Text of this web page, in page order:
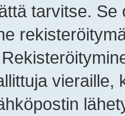
tarvitse.
vieraille,